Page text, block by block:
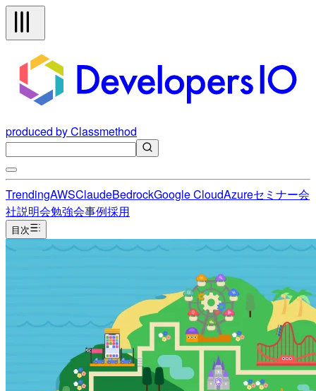
produced by Classmethod
TrendingAWSClaudeBedrockGoogle CloudAzureセミナー会
社説明会勉強会事例採用
目次